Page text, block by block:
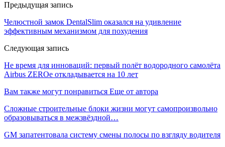
Предыдущая запись
Челюстной замок DentalSlim оказался на удивление
эффективным механизмом для похудения
Следующая запись
Не время для инноваций: первый полёт водородного самолёта
Airbus ZEROe откладывается на 10 лет
Вам также могут понравиться Еще от автора
Сложные строительные блоки жизни могут самопроизвольно
образовываться в межзвёздной…
GM запатентовала систему смены полосы по взгляду водителя